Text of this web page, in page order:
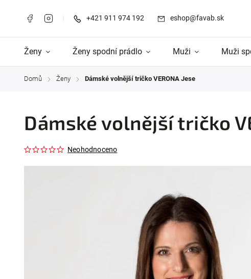
+421 911 974 192 eshop@favab.sk
Ženy Ženy spodní prádlo Muži Muži
Domů / Ženy / Dámské volnější tričko VERONA Jese
Dámské volnější tričko
Neohodnoceno